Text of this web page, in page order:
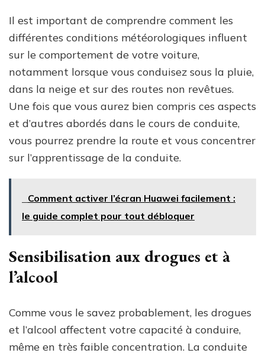
Il est important de comprendre comment les
différentes conditions météorologiques influent
sur le comportement de votre voiture,
notamment lorsque vous conduisez sous la pluie,
dans la neige et sur des routes non revêtues.
Une fois que vous aurez bien compris ces aspects
et d’autres abordés dans le cours de conduite,
vous pourrez prendre la route et vous concentrer
sur l’apprentissage de la conduite.
Comment activer l’écran Huawei facilement :
le guide complet pour tout débloquer
Sensibilisation aux drogues et à
l’alcool
Comme vous le savez probablement, les drogues
et l’alcool affectent votre capacité à conduire,
même en très faible concentration. La conduite